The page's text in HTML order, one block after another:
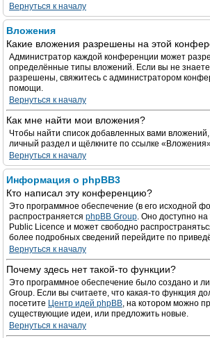
Вернуться к началу
Вложения
Какие вложения разрешены на этой
Администратор каждой конференции может
определённые типы вложений. Если вы не
разрешены, свяжитесь с администратором
помощи.
Вернуться к началу
Как мне найти мои вложения?
Чтобы найти список добавленных вами
личный раздел и щёлкните по ссылке
Вернуться к началу
Информация о phpBB3
Кто написал эту конференцию?
Это программное обеспечение (в его исходной
распространяется phpBB Group. Оно доступно на
Public Licence и может свободно
более подробных сведений перейдите по
Вернуться к началу
Почему здесь нет такой-то функции?
Это программное обеспечение было создано и
Group. Если вы считаете, что какая-то функция
посетите Центр идей phpBB, на котором можно
существующие идеи, или предложить новые.
Вернуться к началу